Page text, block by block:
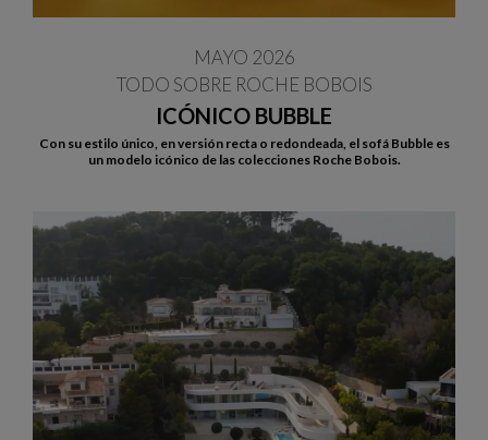
ICÓNICO BUBBLE
MAYO 2026
TODO SOBRE ROCHE BOBOIS
Con su estilo único, en versión recta o redondeada, el sofá Bubble es
un modelo icónico de las colecciones Roche Bobois.